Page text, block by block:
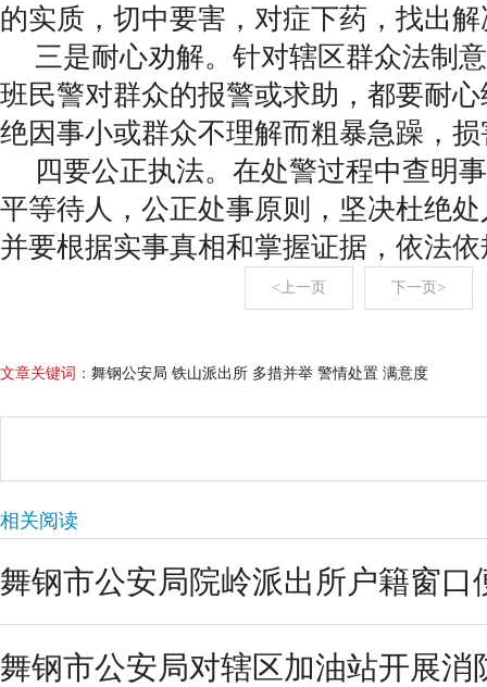
的实质，切中要害，对症下药，找出
三是耐心劝解。针对辖区群众法制
班民警对群众的报警或求助，都要耐
绝因事小或群众不理解而粗暴急躁，
四要公正执法。在处警过程中查明
平等待人，公正处事原则，坚决杜绝
并要根据实事真相和掌握证据，依法
<上一页 下一页>
文章关键词： 舞钢公安局 铁山派出所 多措并举 警情处置 满意度
相关阅读
舞钢市公安局院岭派出所户籍窗口
舞钢市公安局对辖区加油站开展消